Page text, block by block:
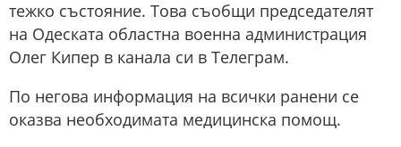
тежко състояние. Това съобщи председателят
на Одеската областна военна администрация
Олег Кипер в канала си в Телеграм.
По негова информация на всички ранени се
оказва необходимата медицинска помощ.